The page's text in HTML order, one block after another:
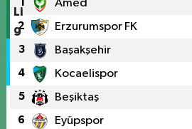
1 Amed
2 Erzurumspor FK
3 Başakşehir
4 Kocaelispor
5 Beşiktaş
6 Eyüpspor